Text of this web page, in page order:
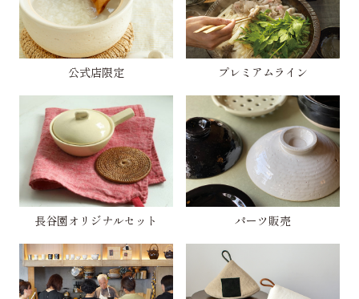
公式店限定 プレミアムライン
長谷園オリジナルセット パーツ販売